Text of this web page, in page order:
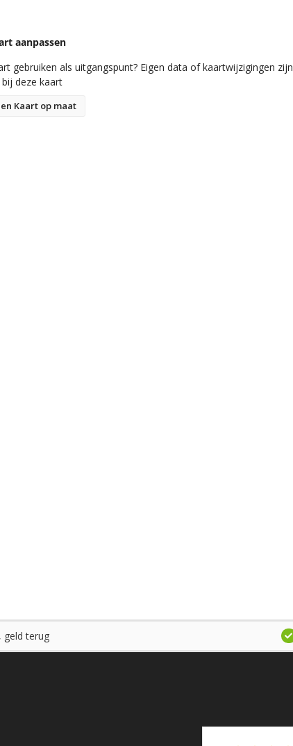
aanpassen
gebruiken als uitgangspunt? Eigen data of kaartwijzigingen zijn
deze kaart
Kaart op maat
geld terug